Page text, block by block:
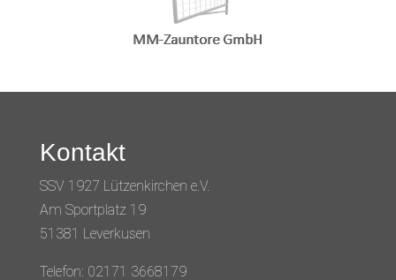
Kontakt
SSV 1927 Lützenkirchen e.V.
Am Sportplatz 19
51381 Leverkusen
Telefon: 02171 3668179